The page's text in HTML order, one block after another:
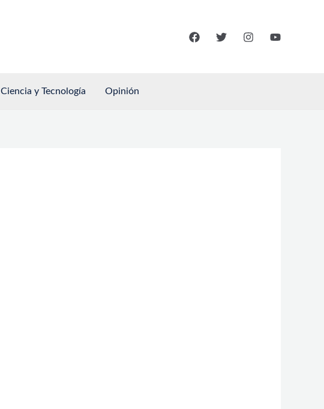
Ciencia y Tecnología Opinión